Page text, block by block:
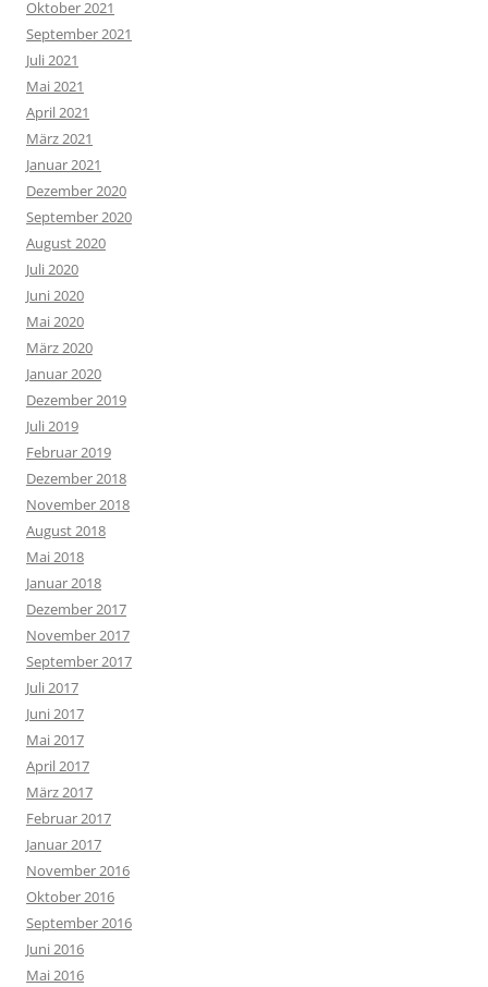
Oktober 2021
September 2021
Juli 2021
Mai 2021
April 2021
März 2021
Januar 2021
Dezember 2020
September 2020
August 2020
Juli 2020
Juni 2020
Mai 2020
März 2020
Januar 2020
Dezember 2019
Juli 2019
Februar 2019
Dezember 2018
November 2018
August 2018
Mai 2018
Januar 2018
Dezember 2017
November 2017
September 2017
Juli 2017
Juni 2017
Mai 2017
April 2017
März 2017
Februar 2017
Januar 2017
November 2016
Oktober 2016
September 2016
Juni 2016
Mai 2016